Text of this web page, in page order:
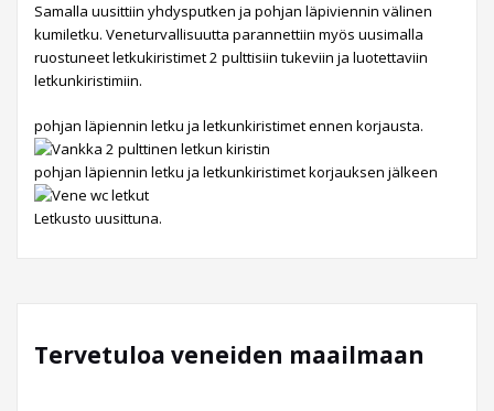
Samalla uusittiin yhdysputken ja pohjan läpiviennin välinen
kumiletku. Veneturvallisuutta parannettiin myös uusimalla
ruostuneet letkukiristimet 2 pulttisiin tukeviin ja luotettaviin
letkunkiristimiin.
pohjan läpiennin letku ja letkunkiristimet ennen korjausta.
pohjan läpiennin letku ja letkunkiristimet korjauksen jälkeen
Letkusto uusittuna.
Tervetuloa veneiden maailmaan